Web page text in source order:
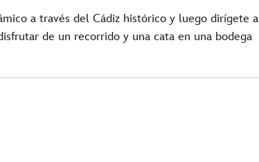
a través del Cádiz histórico y luego dirígete a
de un recorrido y una cata en una bodega